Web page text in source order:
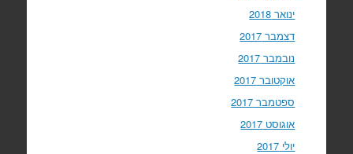
ינואר 2018
דצמבר 2017
נובמבר 2017
אוקטובר 2017
ספטמבר 2017
אוגוסט 2017
יולי 2017